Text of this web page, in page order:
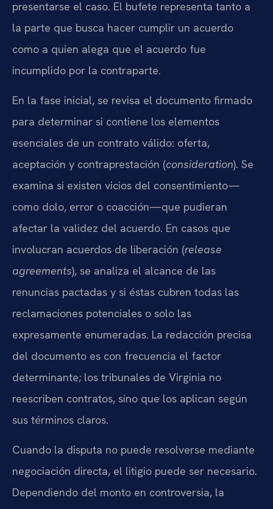
presentarse el caso. El bufete representa tanto a
la parte que busca hacer cumplir un acuerdo
como a quien alega que el acuerdo fue
incumplido por la contraparte.
En la fase inicial, se revisa el documento firmado
para determinar si contiene los elementos
esenciales de un contrato válido: oferta,
aceptación y contraprestación (consideration). Se
examina si existen vicios del consentimiento—
como dolo, error o coacción—que pudieran
afectar la validez del acuerdo. En casos que
involucran acuerdos de liberación (release
agreements), se analiza el alcance de las
renuncias pactadas y si éstas cubren todas las
reclamaciones potenciales o solo las
expresamente enumeradas. La redacción precisa
del documento es con frecuencia el factor
determinante; los tribunales de Virginia no
reescriben contratos, sino que los aplican según
sus términos claros.
Cuando la disputa no puede resolverse mediante
negociación directa, el litigio puede ser necesario.
Dependiendo del monto en controversia, la